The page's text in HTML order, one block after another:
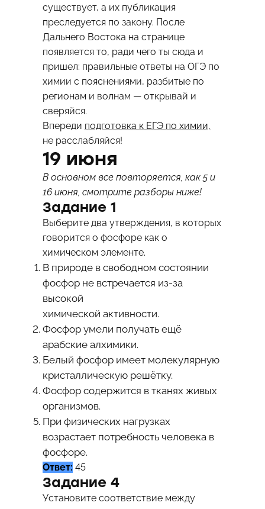
существует, а их публикация
преследуется по закону. После
Дальнего Востока на странице
появляется то, ради чего ты сюда и
пришел: правильные ответы на ОГЭ по
химии с пояснениями, разбитые по
регионам и волнам — открывай и
сверяйся.
Впереди подготовка к ЕГЭ по химии,
не расслабляйся!
19 июня
В основном все повторяется, как 5 и
16 июня, смотрите разборы ниже!
Задание 1
Выберите два утверждения, в которых
говорится о фосфоре как о
химическом элементе.
В природе в свободном состоянии
фосфор не встречается из-за
высокой
химической активности.
Фосфор умели получать ещё
арабские алхимики.
Белый фосфор имеет молекулярную
кристаллическую решётку.
Фосфор содержится в тканях живых
организмов.
При физических нагрузках
возрастает потребность человека в
фосфоре.
Ответ: 45
Задание 4
Установите соответствие между